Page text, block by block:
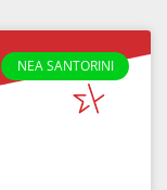
NEA SANTORINI